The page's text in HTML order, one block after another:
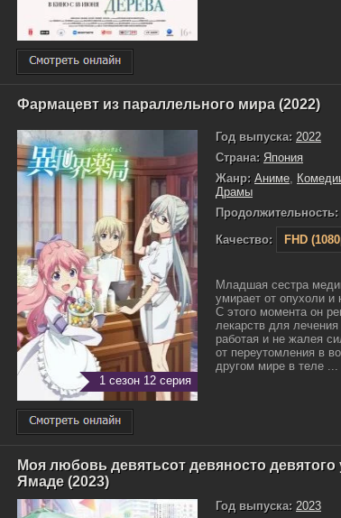
Фармацевт из параллельного мира (2022)
1 сезон 12 серия
Год выпуска: 2022
Страна: Япония
Жанр: Аниме,
Драмы
Продолжительность:
Качество:
FHD
Младшая сестра
умирает от опухоли и
С этого момента он
лекарств для
работая и не жалея
от переутомления в
другом мире в теле ...
Моя любовь девятьсот девяносто девятого
Ямаде (2023)
Год выпуска: 2023